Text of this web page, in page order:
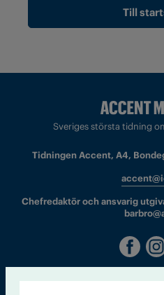
Till
Sveriges största tidning
Tidningen Accent, A4,
Chefredaktör och ansvarig
Kontakt Om Tidningen